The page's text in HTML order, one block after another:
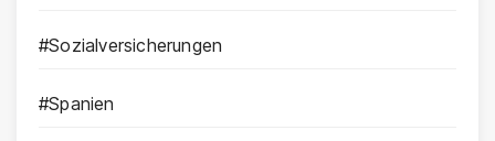
#Sozialversicherungen
#Spanien